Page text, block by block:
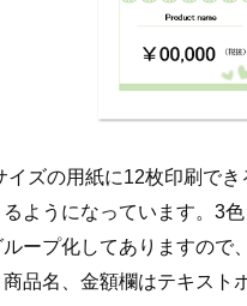
イズの用紙に12枚印刷で
るようになっています。3
ループ化してありますので
品名、金額欄はテキスト